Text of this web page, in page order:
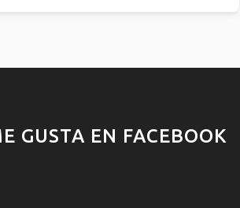
GUSTA EN FACEBOOK